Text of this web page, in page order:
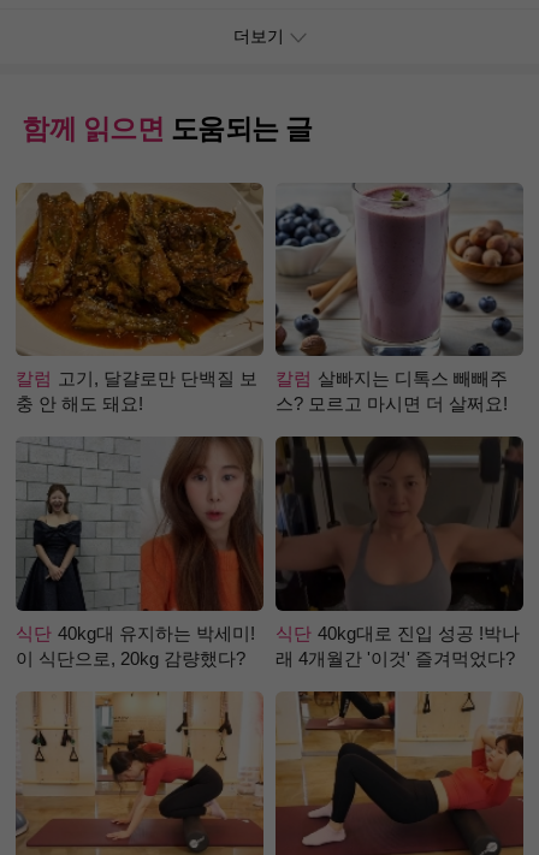
더보기
함께 읽으면 도움되는 글
칼럼 고기, 달걀로만 단백질 보
충 안 해도 돼요!
칼럼 살빠지는 디톡스 빼빼주
스? 모르고 마시면 더 살쩌요!
식단 40kg대 유지하는 박세미!
이 식단으로, 20kg 감량했다?
식단 40kg대로 진입 성공 !박나
래 4개월간 '이것' 즐겨먹었다?